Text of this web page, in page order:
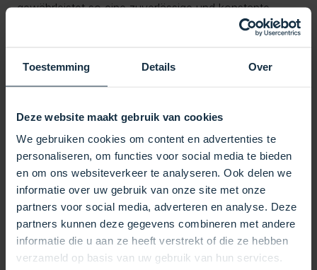
Toestemming Details Over
Deze website maakt gebruik van cookies
We gebruiken cookies om content en advertenties te
personaliseren, om functies voor social media te bieden
en om ons websiteverkeer te analyseren. Ook delen we
informatie over uw gebruik van onze site met onze
partners voor social media, adverteren en analyse. Deze
partners kunnen deze gegevens combineren met andere
informatie die u aan ze heeft verstrekt of die ze hebben
verzameld op basis van uw gebruik van hun services.
gewährleistet so eine zuverlässige und konstante
Hohe Leistung: Mit einem 2,0-PS-Motor und einem 4-
Effizienz, die für die meisten Spa-Umgebungen
Wasserweganschlüssen für Einlass und Auslass
ausgestattet, wodurch sie ohne zusätzliche
Modifikationen mit einer Vielzahl von vorhandenen
Systemen kompatibel ist.
Langlebiges Design: Die 56-Rahmen-Konstruktion
gewährleistet ein robustes und zuverlässiges Design,
das einer Vielzahl von Betriebsbedingungen und
langfristiger Nutzung standhält.
Technische Daten: